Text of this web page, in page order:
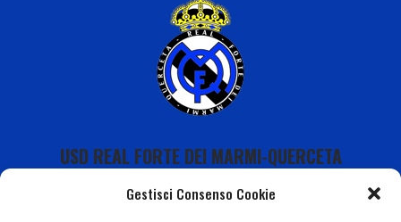
Gestisci Consenso Cookie
USD REAL FORTE DEI MARMI-QUERCETA